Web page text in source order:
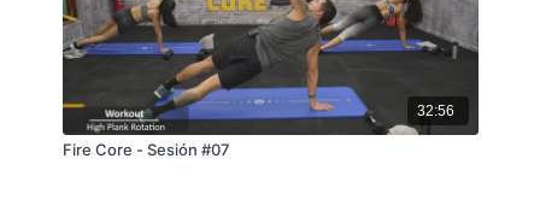
32:56
Fire Core - Sesión #07